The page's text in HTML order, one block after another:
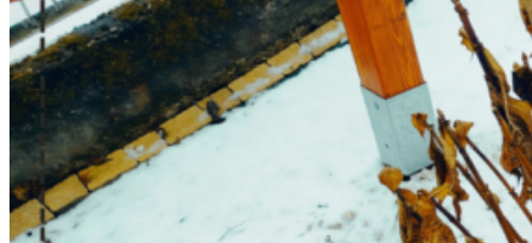
e
k
r
y
s
y